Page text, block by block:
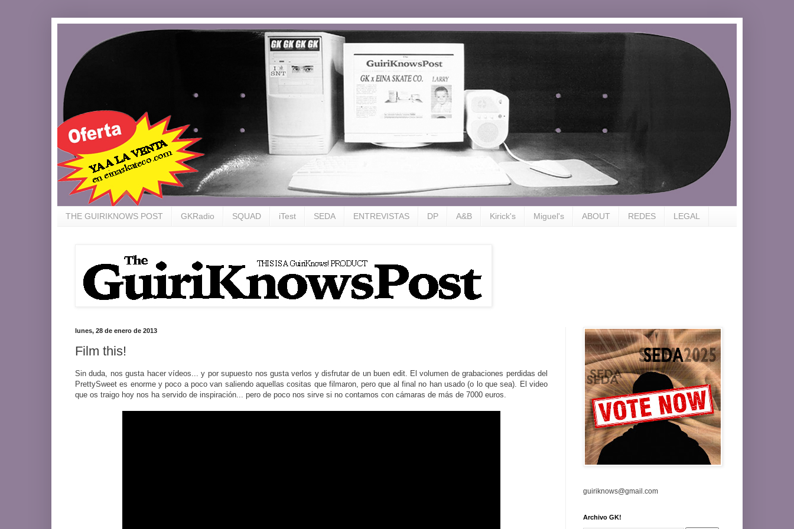
THE GUIRIKNOWS POST GKRadio SQUAD iTest SEDA ENTREVISTAS DP A&B Kirick's Miguel's ABOUT REDES LEGAL
lunes, 28 de enero de 2013
Film this!
Sin duda, nos gusta hacer vídeos... y por supuesto nos gusta verlos y disfrutar de un buen edit. El volumen de grabaciones perdidas del
PrettySweet es enorme y poco a poco van saliendo aquellas cositas que filmaron, pero que al final no han usado (o lo que sea). El video
que os traigo hoy nos ha servido de inspiración... pero de poco nos sirve si no contamos con cámaras de más de 7000 euros.
guiriknows@gmail.com
Archivo GK!